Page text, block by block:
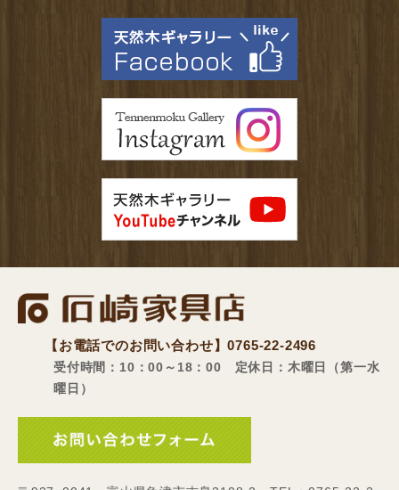
【お電話でのお問い合わせ】0765-22-2496
受付時間：10：00～18：00 定休日：木曜日（第一水
曜日）